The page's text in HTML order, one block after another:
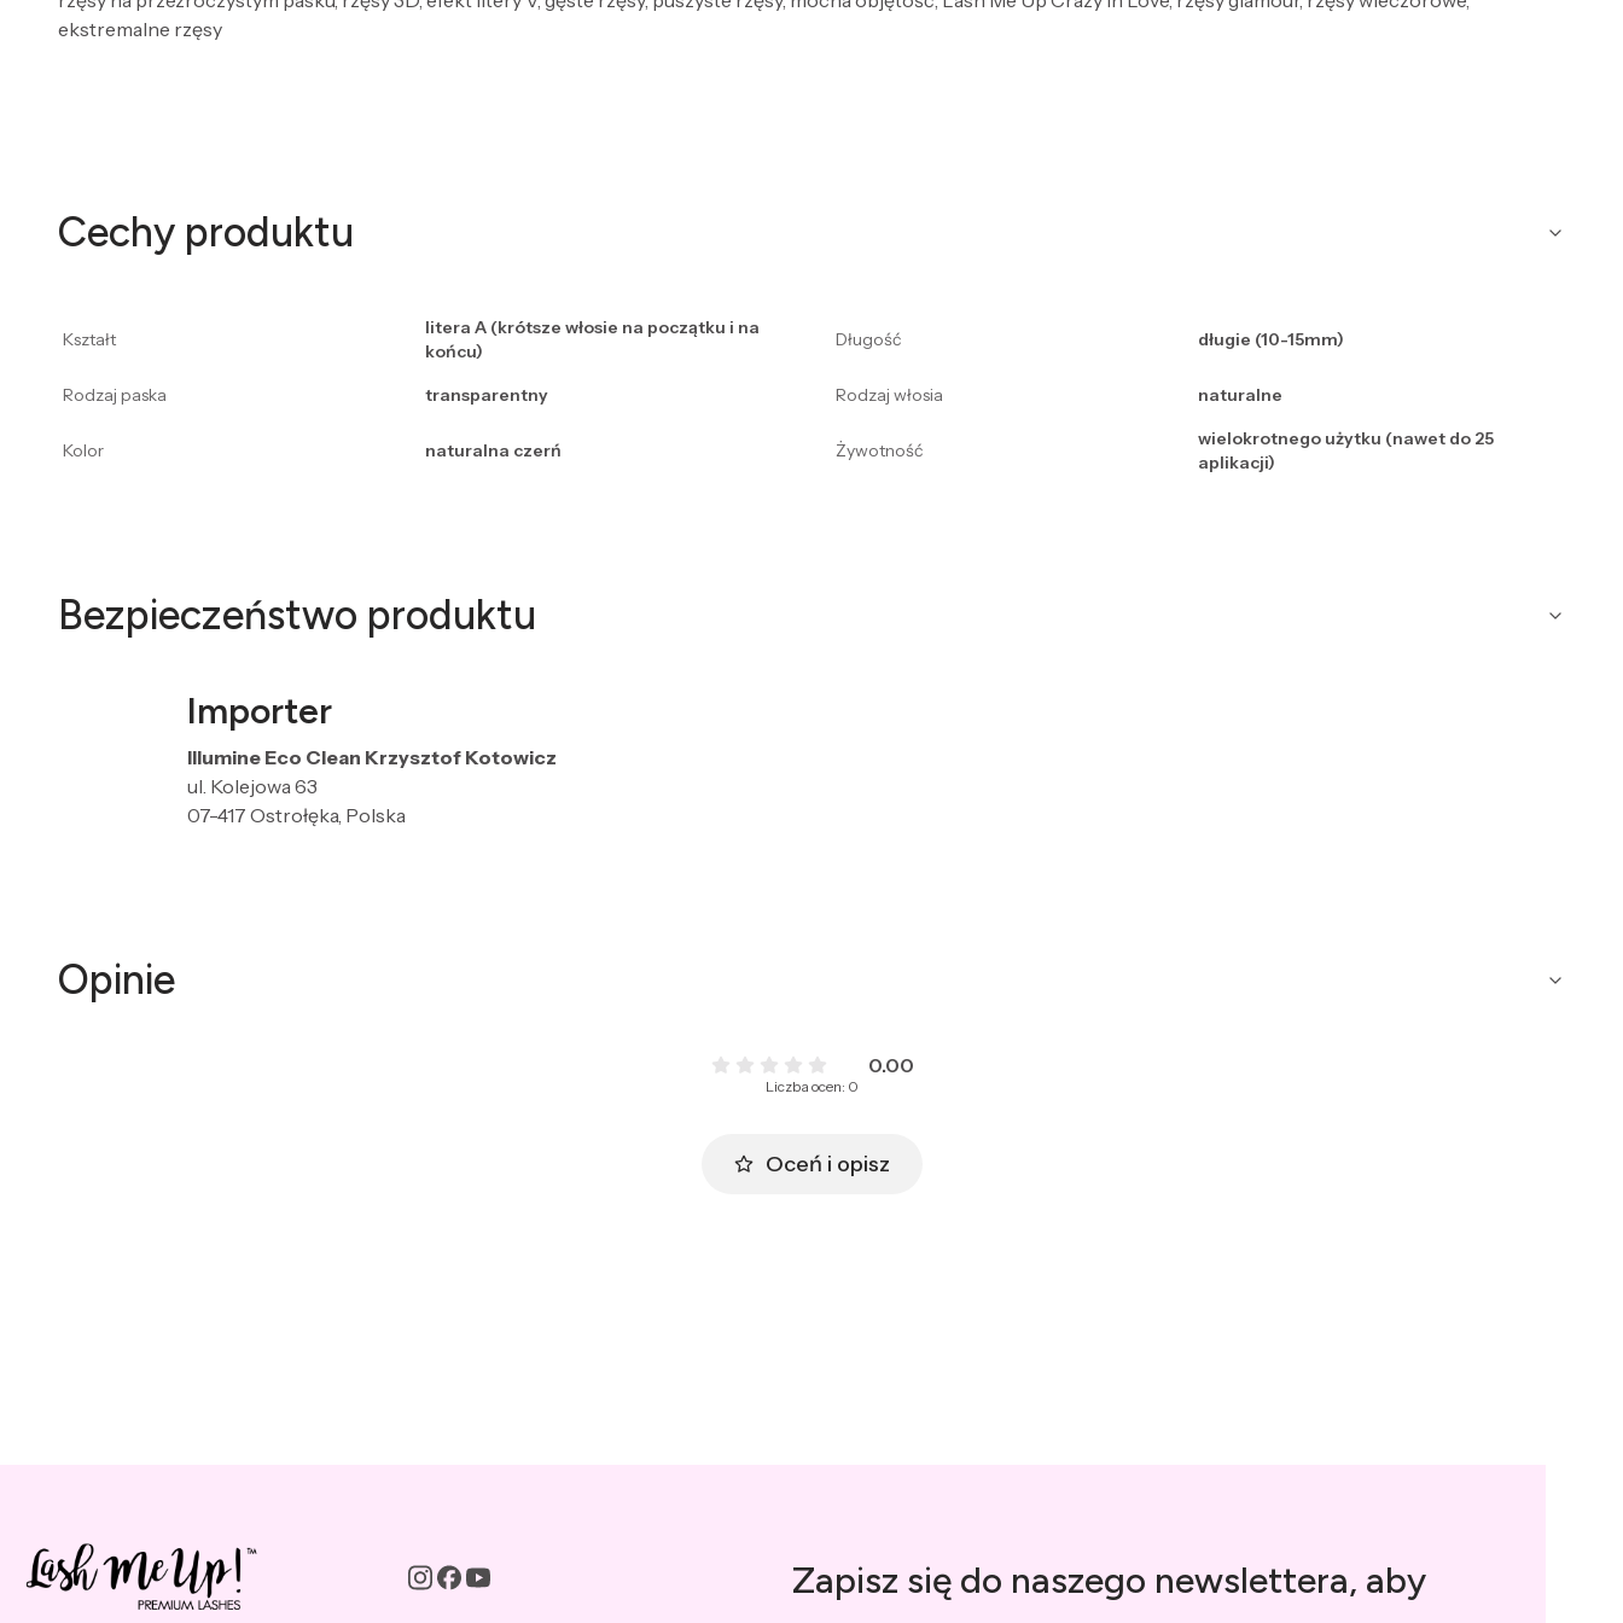
ekstremalne rzęsy
Cechy produktu
Kształt
litera A (krótsze włosie na początku i na
końcu)
Długość długie (10-15mm)
Rodzaj paska transparentny Rodzaj włosia naturalne
Kolor naturalna czerń Żywotność
wielokrotnego użytku (nawet do 25
aplikacji)
Bezpieczeństwo produktu
Importer
Illumine Eco Clean Krzysztof Kotowicz
ul. Kolejowa 63
07-417 Ostrołęka, Polska
Opinie
0.00
Liczba ocen: 0
Oceń i opisz
Zapisz się do naszego newslettera, aby